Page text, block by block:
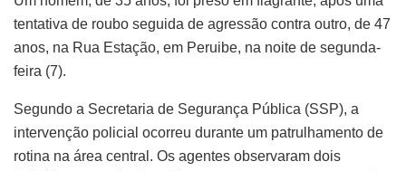
tentativa de roubo seguida de agressão contra outro, de 47
anos, na Rua Estação, em Peruibe, na noite de segunda-
feira (7).
Segundo a Secretaria de Segurança Pública (SSP), a
intervenção policial ocorreu durante um patrulhamento de
rotina na área central. Os agentes observaram dois